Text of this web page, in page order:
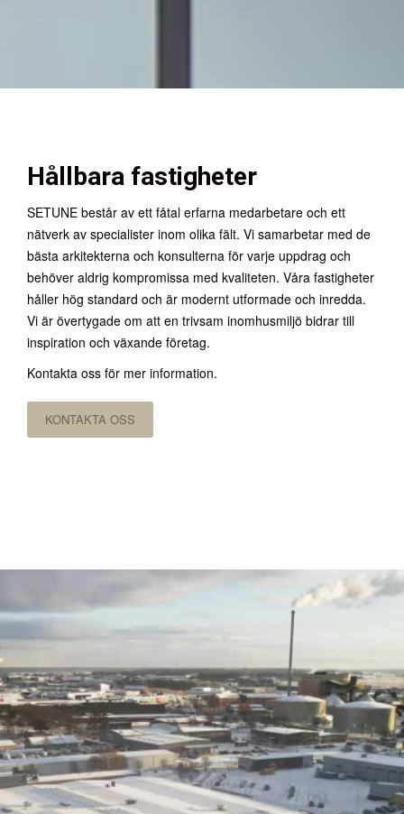
Hållbara fastigheter
SETUNE består av ett fåtal erfarna medarbetare och ett
nätverk av specialister inom olika fält. Vi samarbetar med de
bästa arkitekterna och konsulterna för varje uppdrag och
behöver aldrig kompromissa med kvaliteten. Våra fastigheter
håller hög standard och är modernt utformade och inredda.
Vi är övertygade om att en trivsam inomhusmiljö bidrar till
inspiration och växande företag.
Kontakta oss för mer information.
KONTAKTA OSS